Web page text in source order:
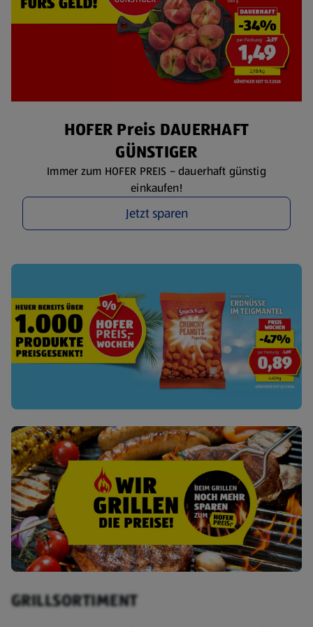
HOFER Preis DAUERHAFT
GÜNSTIGER
Immer zum HOFER PREIS – dauerhaft günstig
einkaufen!
Jetzt sparen
GRILLSORTIMENT